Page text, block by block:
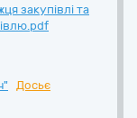
закупівлі та
Досьє